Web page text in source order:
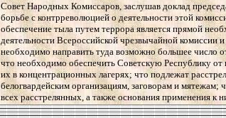
Совет Народных Комиссаров, заслушав доклад
борьбе с контрреволюцией о деятельности этой
обеспечение тыла путем террора является прямой
деятельности Всероссийской чрезвычайной комиссии
необходимо направить туда возможно большее число
что необходимо обеспечить Советскую Республику от
их в концентрационных лагерях; что подлежат
белогвардейским организациям, заговорам и
всех расстрелянных, а также основания применения к